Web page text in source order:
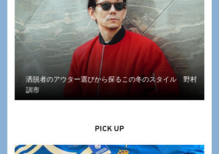
洒脱者のアウター選びから探るこの冬のスタイル 野村
訓市
PICK UP